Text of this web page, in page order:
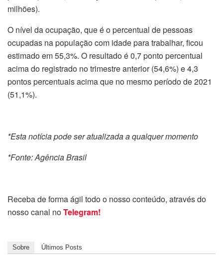
milhões).
O nível da ocupação, que é o percentual de pessoas
ocupadas na população com idade para trabalhar, ficou
estimado em 55,3%. O resultado é 0,7 ponto percentual
acima do registrado no trimestre anterior (54,6%) e 4,3
pontos percentuais acima que no mesmo período de 2021
(51,1%).
*Esta notícia pode ser atualizada a qualquer momento
*Fonte: Agência Brasil
Receba de forma ágil todo o nosso conteúdo, através do
nosso canal noTelegram!
Sobre Últimos Posts